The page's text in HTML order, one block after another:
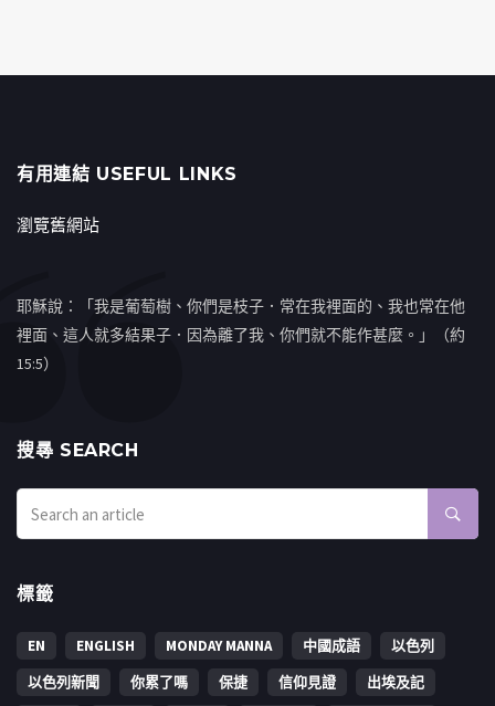
有用連結 USEFUL LINKS
瀏覽舊網站
耶穌說：「我是葡萄樹、你們是枝子．常在我裡面的、我也常在他
裡面、這人就多結果子．因為離了我、你們就不能作甚麼。」（約
15:5）
搜㝷 SEARCH
標籤
EN ENGLISH MONDAY MANNA 中國成語
以色列
以色列新聞
你累了嗎 保捷 信仰見證
出埃及記